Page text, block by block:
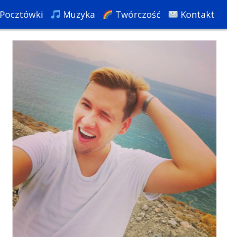
Muzyka Twórczość Kontakt